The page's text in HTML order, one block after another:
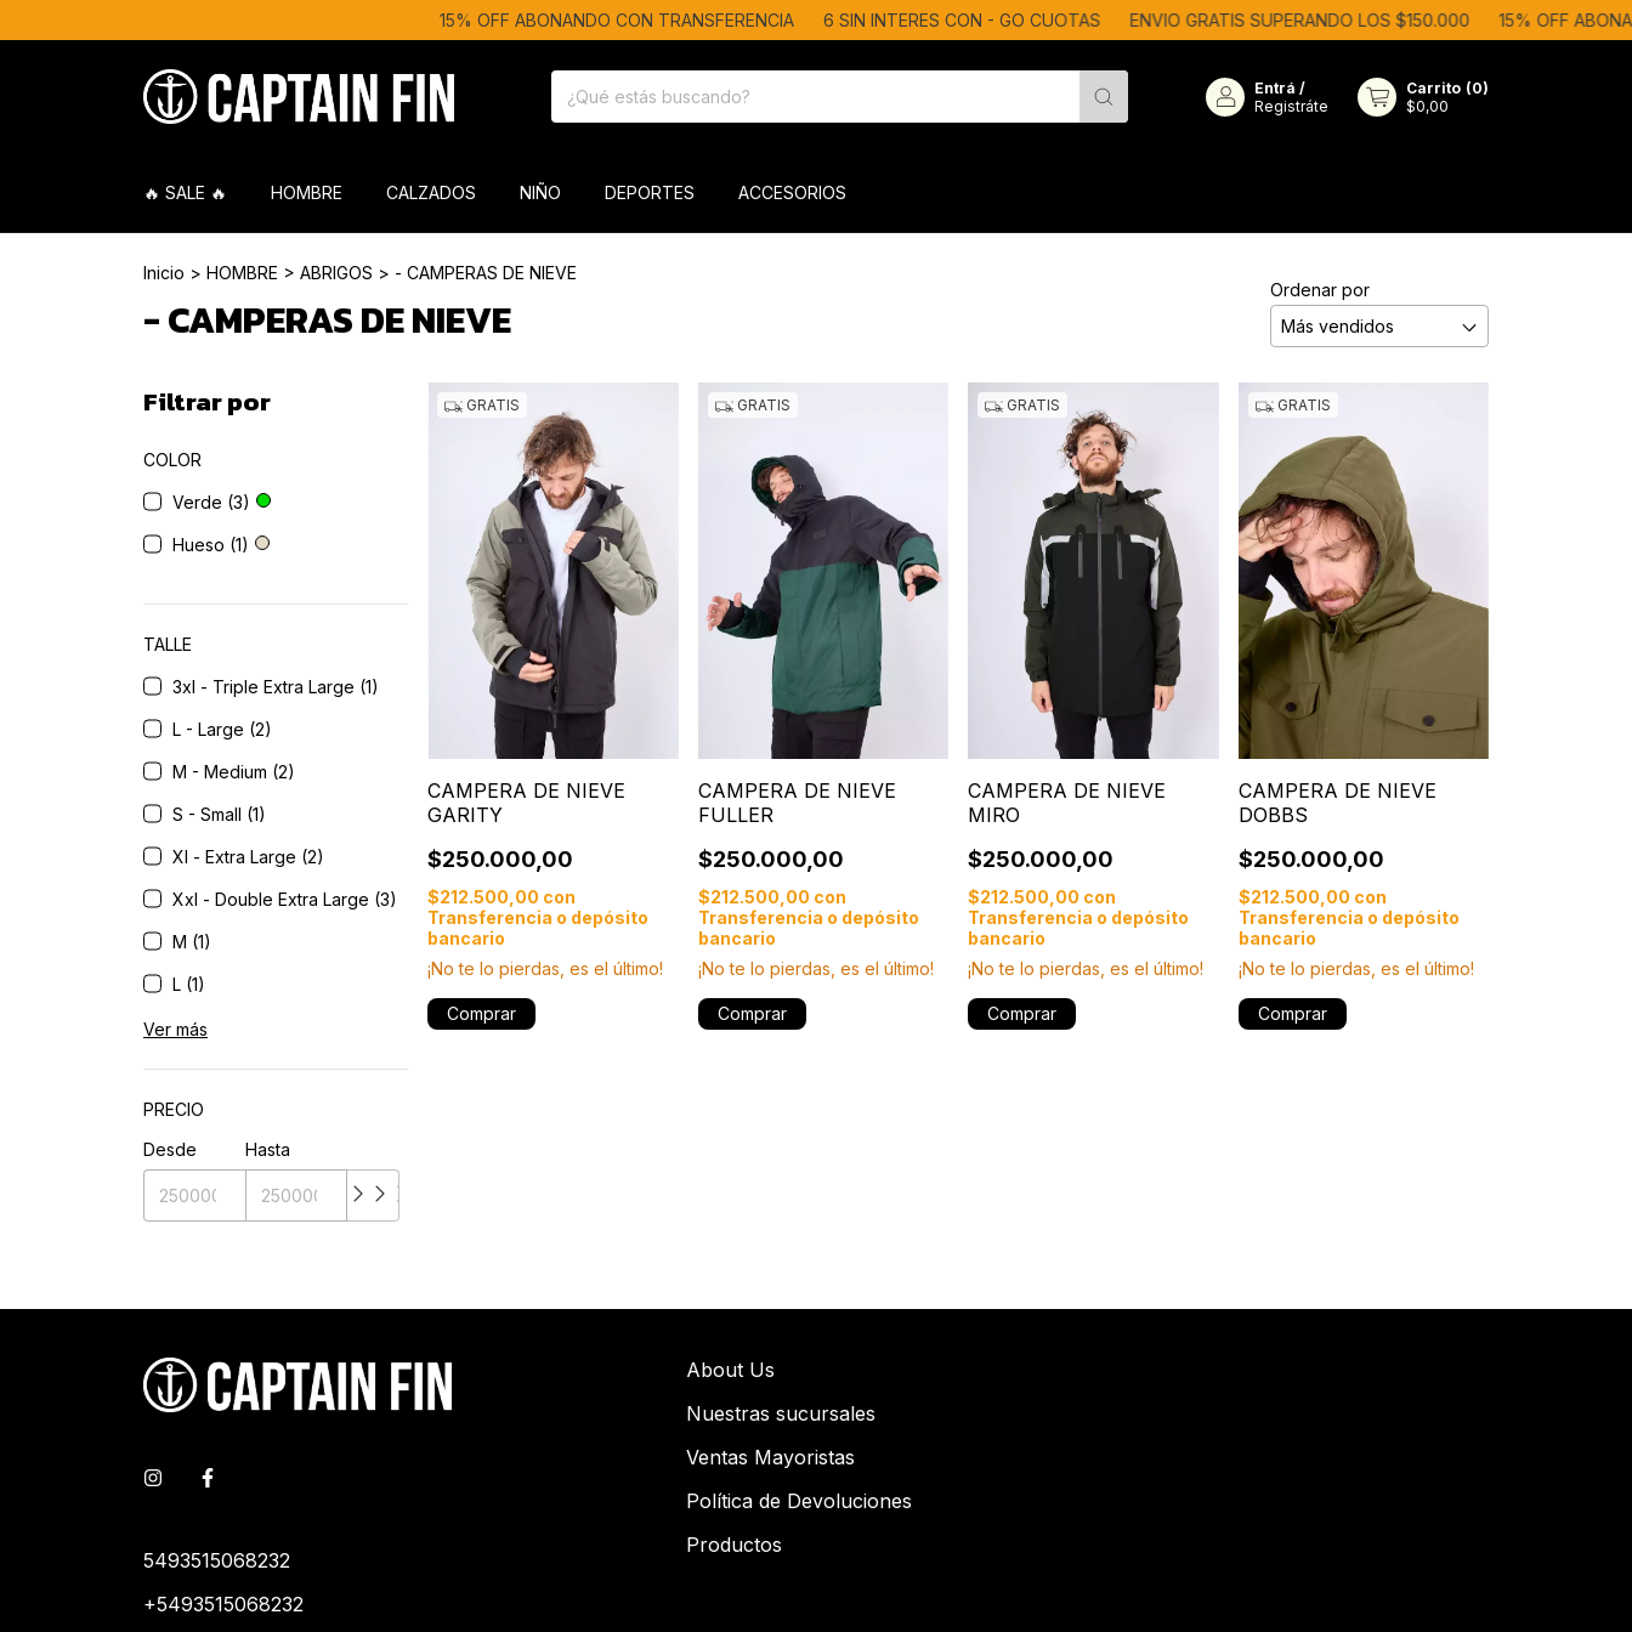
15% OFF ABONANDO CON TRANSFERENCIA 6 SIN INTERES CON - GO CUOTAS ENVIO GRATIS SUPERANDO LOS $150.000 15% OFF
Entrá /
Registráte
Carrito (0)
$0,00
🔥 SALE 🔥 HOMBRE CALZADOS NIÑO DEPORTES ACCESORIOS
Inicio > HOMBRE > ABRIGOS > - CAMPERAS DE NIEVE
- CAMPERAS DE NIEVE
Ordenar por
Filtrar por
COLOR
Verde (3)
Hueso (1)
TALLE
3xl - Triple Extra Large (1)
L - Large (2)
M - Medium (2)
S - Small (1)
Xl - Extra Large (2)
Xxl - Double Extra Large (3)
M (1)
L (1)
Ver más
PRECIO
Desde
Hasta
GRATIS
CAMPERA DE NIEVE
GARITY
$250.000,00
$212.500,00 con
Transferencia o depósito
bancario
¡No te lo pierdas, es el último!
Comprar
GRATIS
CAMPERA DE NIEVE
FULLER
$250.000,00
$212.500,00 con
Transferencia o depósito
bancario
¡No te lo pierdas, es el último!
Comprar
GRATIS
CAMPERA DE NIEVE
MIRO
$250.000,00
$212.500,00 con
Transferencia o depósito
bancario
¡No te lo pierdas, es el último!
Comprar
GRATIS
CAMPERA DE NIEVE
DOBBS
$250.000,00
$212.500,00 con
Transferencia o depósito
bancario
¡No te lo pierdas, es el último!
Comprar
5493515068232
+5493515068232
About Us
Nuestras sucursales
Ventas Mayoristas
Política de Devoluciones
Productos